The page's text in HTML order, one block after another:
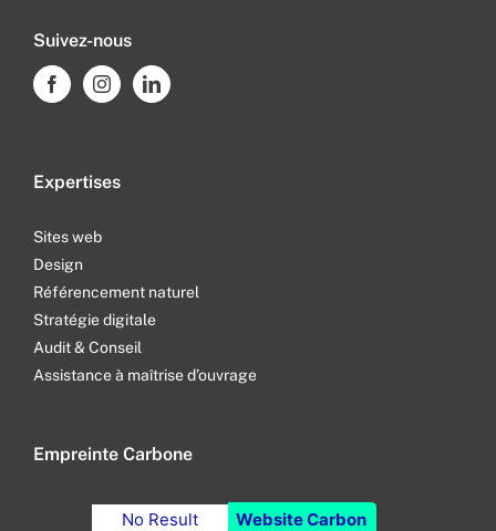
Suivez-nous
Expertises
Sites web
Design
Référencement naturel
Stratégie digitale
Audit & Conseil
Assistance à maîtrise d’ouvrage
Empreinte Carbone
No Result Website Carbon